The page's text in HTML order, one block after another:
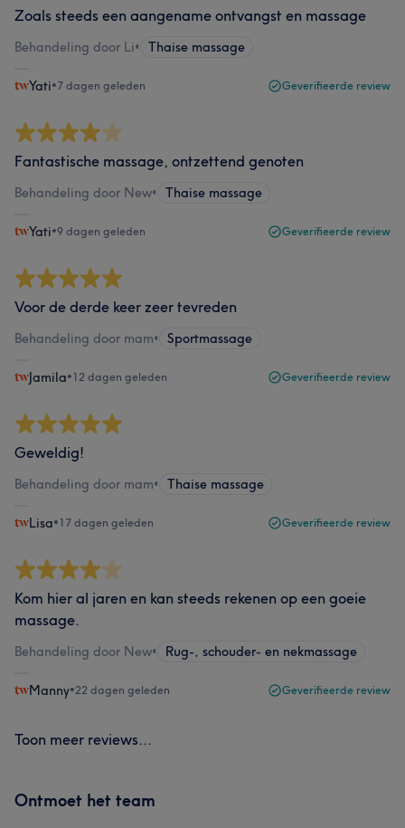
Zoals steeds een aangename ontvangst en massage
Behandeling door Li• Thaise massage
Yati•7 dagen geleden Geverifieerde review
Fantastische massage, ontzettend genoten
Behandeling door New• Thaise massage
Yati•9 dagen geleden Geverifieerde review
Voor de derde keer zeer tevreden
Behandeling door mam• Sportmassage
Jamila•12 dagen geleden Geverifieerde review
Geweldig!
Behandeling door mam• Thaise massage
Lisa•17 dagen geleden Geverifieerde review
Kom hier al jaren en kan steeds rekenen op een goeie
massage.
Behandeling door New• Rug-, schouder- en nekmassage
Manny•22 dagen geleden Geverifieerde review
Toon meer reviews...
Ontmoet het team